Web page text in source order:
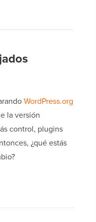
WordPress.org
la versión
control, plugins
¿qué estás